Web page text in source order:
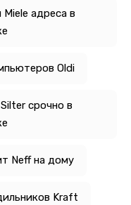
адреса в
Oldi
срочно в
Neff на дому
Kraft